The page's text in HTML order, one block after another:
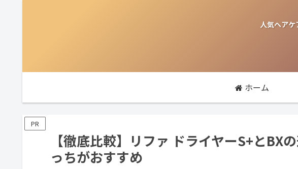
人気ヘアケ
ホーム
PR
【徹底比較】リファ ドライヤーS+とBX
っちがおすすめ